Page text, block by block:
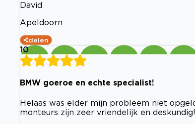
David
Apeldoorn
delen
10
BMW goeroe en echte specialist!
Helaas was elder mijn probleem niet
monteurs zijn zeer vriendelijk en deskundig!